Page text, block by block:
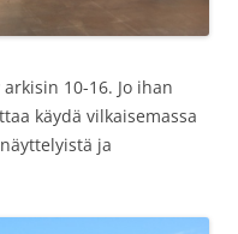
10-16. Jo ihan
käydä vilkaisemassa
ja